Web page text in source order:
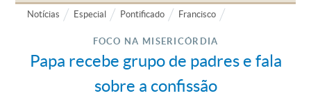
Notícias Especial Pontificado Francisco
FOCO NA MISERICÓRDIA
Papa recebe grupo de padres e fala
sobre a confissão